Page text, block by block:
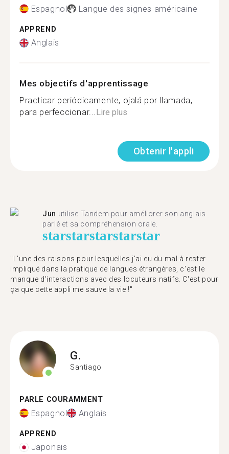
Espagnol Langue des signes américaine
APPREND
Anglais
Mes objectifs d'apprentissage
Practicar periódicamente, ojalá por llamada,
para perfeccionar...Lire plus
Obtenir l'appli
Jun utilise Tandem pour améliorer son anglais
parlé et sa compréhension orale.
starstarstarstarstar
"L'une des raisons pour lesquelles j'ai eu du mal à rester
impliqué dans la pratique de langues étrangères, c'est le
manque d'interactions avec des locuteurs natifs. C'est pour
ça que cette appli me sauve la vie !"
G.
Santiago
PARLE COURAMMENT
Espagnol Anglais
APPREND
Japonais